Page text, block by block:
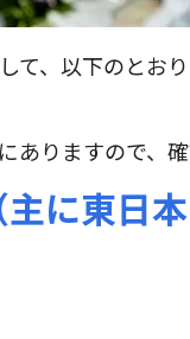
て、以下のとお
ありますので、
に東日